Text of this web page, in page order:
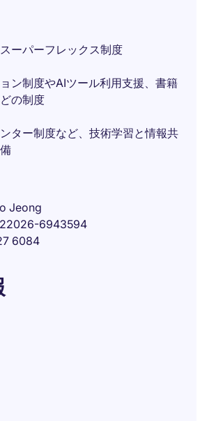
ーパーフレックス制度
ン制度やAIツール利用支援、書籍
の制度
ター制度など、技術学習と情報共
Jeong
6943594
6084